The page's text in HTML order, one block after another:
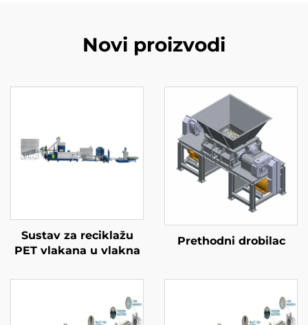
Novi proizvodi
Sustav za reciklažu
PET vlakana u vlakna
Prethodni drobilac